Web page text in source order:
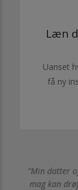
Læn
Uanset
få ny
Min datter
mag kan